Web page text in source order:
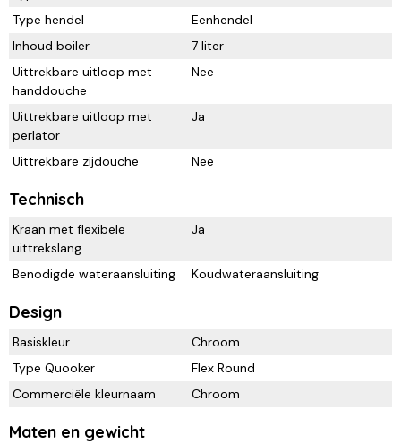
Type hendel
Eenhendel
Inhoud boiler
7 liter
Uittrekbare uitloop met
handdouche
Nee
Uittrekbare uitloop met
perlator
Ja
Uittrekbare zijdouche Nee
Technisch
Kraan met flexibele
uittrekslang
Ja
Benodigde wateraansluiting Koudwateraansluiting
Design
Basiskleur
Chroom
Type Quooker
Flex Round
Commerciële kleurnaam
Chroom
Maten en gewicht